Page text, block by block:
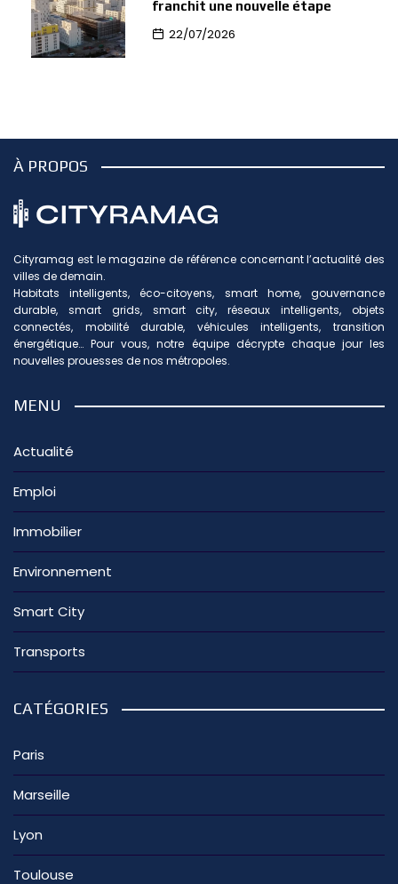
franchit une nouvelle étape
22/07/2026
À PROPOS
Cityramag est le magazine de référence concernant l’actualité des
villes de demain.
Habitats intelligents, éco-citoyens, smart home, gouvernance
durable, smart grids, smart city, réseaux intelligents, objets
connectés, mobilité durable, véhicules intelligents, transition
énergétique… Pour vous, notre équipe décrypte chaque jour les
nouvelles prouesses de nos métropoles.
MENU
Actualité
Emploi
Immobilier
Environnement
Smart City
Transports
CATÉGORIES
Paris
Marseille
Lyon
Toulouse